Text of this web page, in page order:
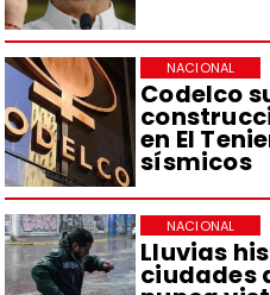
Codelco
en El
sísmicos
NACIONAL
Lluvias
ciudades
NACIONAL